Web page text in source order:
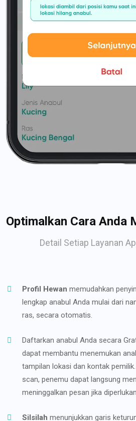
Optimalkan Cara Anda
Detail Setiap Layanan
Profil Hewan memudahkan
lengkap anabul Anda mulai dari
ras, secara otomatis.
Daftarkan anabul Anda secara
dapat membantu menemukan
tampilan lokasi dan kontak
scan, penemu dapat langsung
meninggalkan pesan jika
Silsilah menunjukkan garis